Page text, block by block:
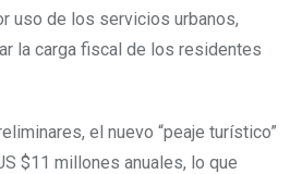
uso de los servicios urbanos,
la carga fiscal de los residentes
el nuevo “peaje turístico”
$11 millones anuales, lo que